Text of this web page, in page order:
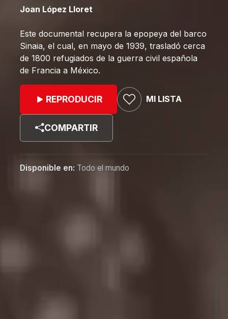
Joan López Lloret
Este documental recupera la epopeya del barco
Sinaia, el cual, en mayo de 1939, trasladó cerca
de 1800 refugiados de la guerra civil española
de Francia a México.
REPRODUCIR MI LISTA
COMPARTIR
Disponible en: Todo el mundo